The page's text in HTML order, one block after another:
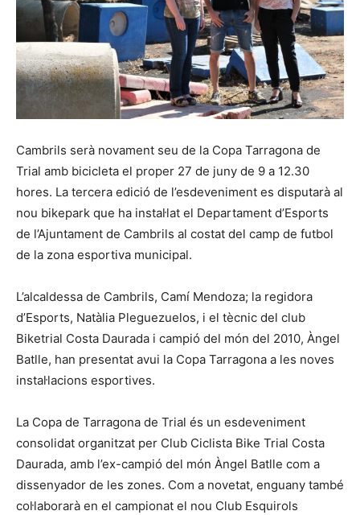
Cambrils serà novament seu de la Copa Tarragona de
Trial amb bicicleta el proper 27 de juny de 9 a 12.30
hores. La tercera edició de l’esdeveniment es disputarà al
nou bikepark que ha instal·lat el Departament d’Esports
de l’Ajuntament de Cambrils al costat del camp de futbol
de la zona esportiva municipal.
L’alcaldessa de Cambrils, Camí Mendoza; la regidora
d’Esports, Natàlia Pleguezuelos, i el tècnic del club
Biketrial Costa Daurada i campió del món del 2010, Àngel
Batlle, han presentat avui la Copa Tarragona a les noves
instal·lacions esportives.
La Copa de Tarragona de Trial és un esdeveniment
consolidat organitzat per Club Ciclista Bike Trial Costa
Daurada, amb l’ex-campió del món Àngel Batlle com a
dissenyador de les zones. Com a novetat, enguany també
col·laborarà en el campionat el nou Club Esquirols